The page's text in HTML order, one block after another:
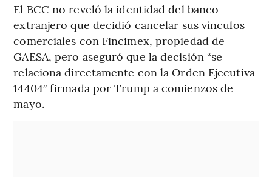
El BCC no reveló la identidad del banco
extranjero que decidió cancelar sus vínculos
comerciales con Fincimex, propiedad de
GAESA, pero aseguró que la decisión “se
relaciona directamente con la Orden Ejecutiva
14404″ firmada por Trump a comienzos de
mayo.